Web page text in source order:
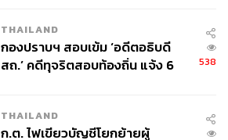
THAILAND
กองปราบฯ สอบเข้ม ‘อดีตอธิบดี
สถ.’ คดีทุจริตสอบท้องถิ่น แจ้ง 6
538
THAILAND
ก.ต. ไฟเขียวบัญชีโยกย้ายผู้